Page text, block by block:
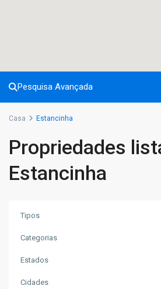
Pesquisa Avançada
Casa Estancinha
Propriedades
Estancinha
Tipos
Categorias
Estados
Cidades